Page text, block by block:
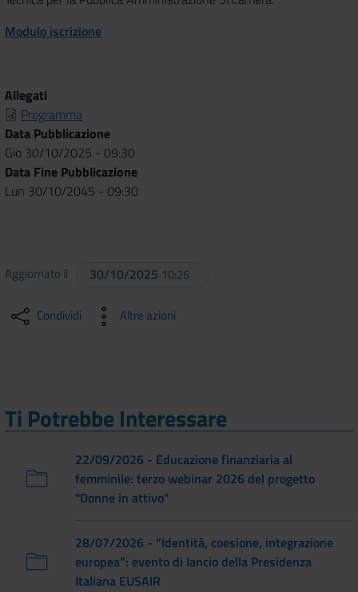
Modulo iscrizione
Allegati
Programma
Data Pubblicazione
Gio 30/10/2025 - 09:30
Data Fine Pubblicazione
Lun 30/10/2045 - 09:30
Aggiornato il 30/10/2025 10:26
Condividi Altre azioni
Ti Potrebbe Interessare
22/09/2026 - Educazione finanziaria al
femminile: terzo webinar 2026 del progetto
"Donne in attivo"
28/07/2026 - “Identità, coesione, integrazione
europea”: evento di lancio della Presidenza
Italiana EUSAIR